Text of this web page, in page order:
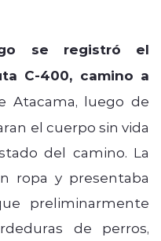
se registró el
C-400, camino a
Atacama, luego de
el cuerpo sin vida
del camino. La
ropa y presentaba
preliminarmente
de perros,